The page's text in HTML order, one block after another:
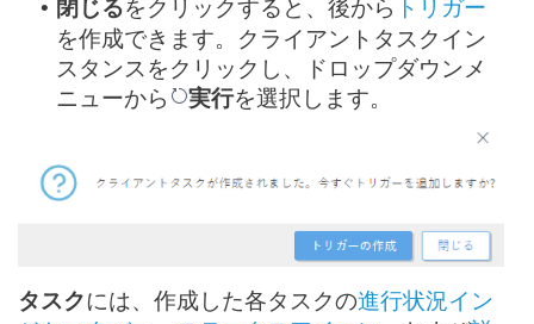
• 閉じるをクリックすると、後から トリガー
を作成できます。クライアントタスクイン
スタンスをクリックし、ドロップダウンメ
ニューから
実行を選択します。
タスクには、作成した各タスクの進行状況イン